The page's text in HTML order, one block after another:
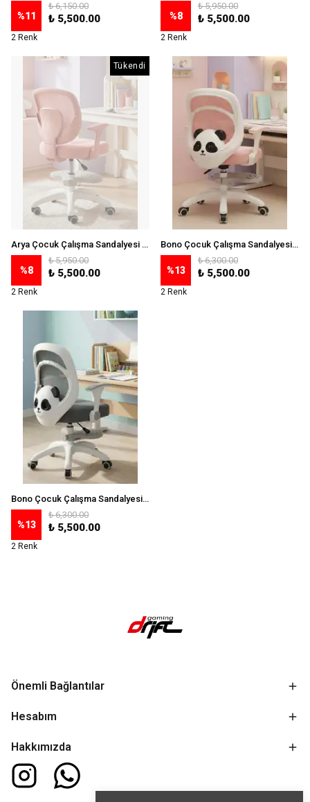
%11
₺ 6,150.00
₺ 5,500.00
2 Renk
%8
₺ 5,950.00
₺ 5,500.00
2 Renk
Tükendi
Arya Çocuk Çalışma Sandalyesi (Ayak Pedallı) - Pembe
%8
₺ 5,950.00
₺ 5,500.00
2 Renk
Bono Çocuk Çalışma Sandalyesi (Ayak Pedallı) - Pembe
%13
₺ 6,300.00
₺ 5,500.00
2 Renk
Bono Çocuk Çalışma Sandalyesi (Ayak Pedallı) - Gri
%13
₺ 6,300.00
₺ 5,500.00
2 Renk
Önemli Bağlantılar
Hesabım
Hakkımızda